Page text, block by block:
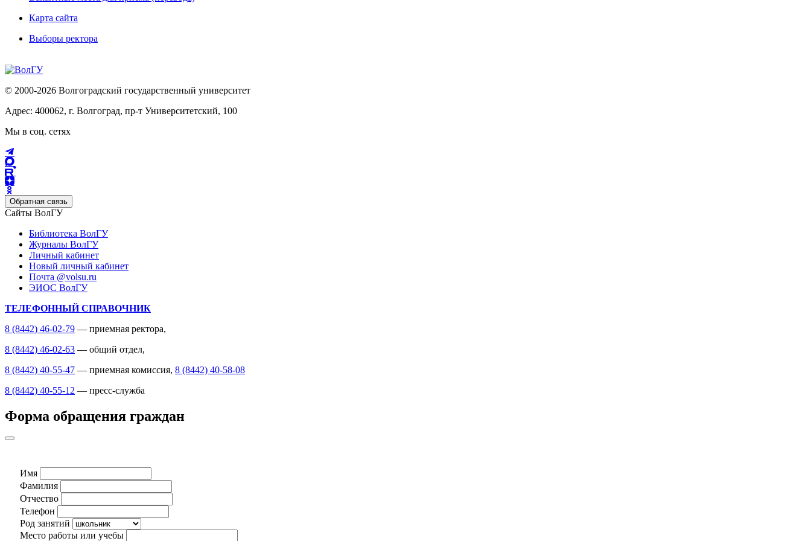
Карта сайта
Выборы ректора
© 2000-2026 Волгоградский государственный университет
Адрес: 400062, г. Волгоград, пр-т Университетский, 100
Мы в соц. сетях
Обратная связь
Сайты ВолГУ
Библиотека ВолГУ
Журналы ВолГУ
Личный кабинет
Новый личный кабинет
Почта @volsu.ru
ЭИОС ВолГУ
ТЕЛЕФОННЫЙ СПРАВОЧНИК
8 (8442) 46-02-79 — приемная ректора,
8 (8442) 46-02-63 — общий отдел,
8 (8442) 40-55-47 — приемная комиссия, 8 (8442) 40-58-08
8 (8442) 40-55-12 — пресс-служба
Форма обращения граждан
Имя
Фамилия
Отчество
Телефон
Род занятий
Место работы или учебы